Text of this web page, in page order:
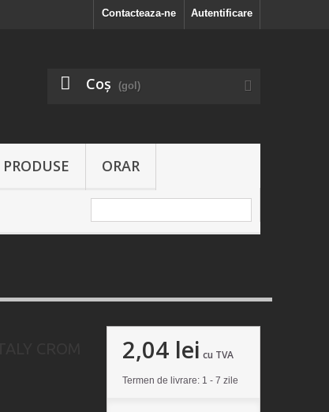
Autentificare
Contacteaza-ne
Coş (gol)
ORAR
2,04 lei cu TVA
Termen de livrare: 1 - 7 zile